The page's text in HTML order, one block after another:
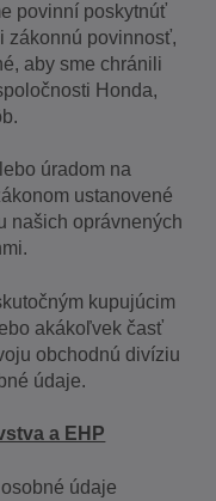
povinní poskytnúť
zákonnú povinnosť,
aby sme chránili
Honda,
úradom na
ustanovené
našich oprávnených
kupujúcim
akákoľvek časť
obchodnú divíziu
údaje.
a EHP
údaje